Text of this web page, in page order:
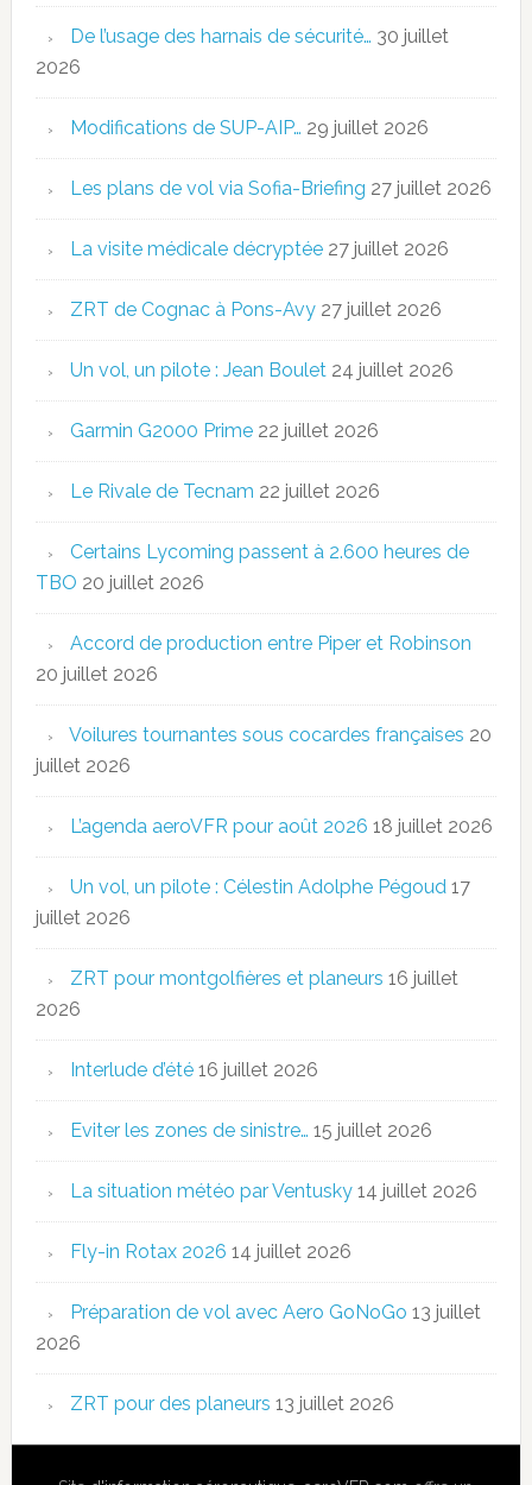
De l’usage des harnais de sécurité… 30 juillet
2026
Modifications de SUP-AIP… 29 juillet 2026
Les plans de vol via Sofia-Briefing 27 juillet 2026
La visite médicale décryptée 27 juillet 2026
ZRT de Cognac à Pons-Avy 27 juillet 2026
Un vol, un pilote : Jean Boulet 24 juillet 2026
Garmin G2000 Prime 22 juillet 2026
Le Rivale de Tecnam 22 juillet 2026
Certains Lycoming passent à 2.600 heures de
TBO 20 juillet 2026
Accord de production entre Piper et Robinson
20 juillet 2026
Voilures tournantes sous cocardes françaises 20
juillet 2026
L’agenda aeroVFR pour août 2026 18 juillet 2026
Un vol, un pilote : Célestin Adolphe Pégoud 17
juillet 2026
ZRT pour montgolfières et planeurs 16 juillet
2026
Interlude d’été 16 juillet 2026
Eviter les zones de sinistre… 15 juillet 2026
La situation météo par Ventusky 14 juillet 2026
Fly-in Rotax 2026 14 juillet 2026
Préparation de vol avec Aero GoNoGo 13 juillet
2026
ZRT pour des planeurs 13 juillet 2026